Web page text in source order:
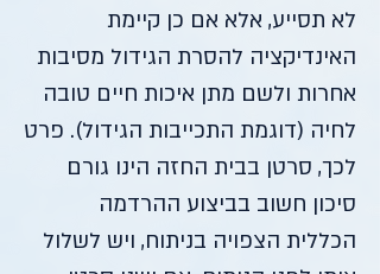
לא תסייע, אלא אם כן קיימת
האינדיקציה להסרת הגידול מסיבות
אחרות ולשם מתן איכות חיים טובה
לחיה (דוגמת התכייבות הגידול). פרט
לכך, סרטן בבית החזה הינו גורם
סיכון חשוב בביצוע ההרדמה
הכללית הצפויה בניתוח, ויש לשלול